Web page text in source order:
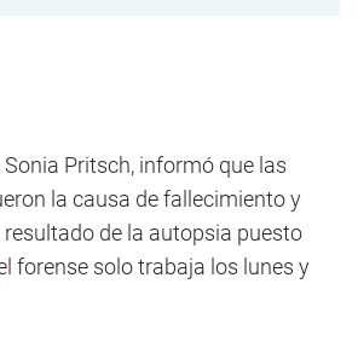
Pritsch, informó que las
la causa de fallecimiento y
resultado de la autopsia puesto
forense solo trabaja los lunes y